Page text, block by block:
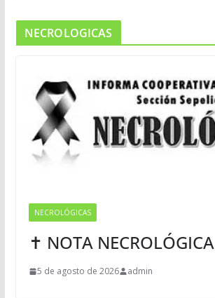
NECROLOGICAS
NECROLÓGICAS
✝ NOTA NECROLÓGICA
5 de agosto de 2026 admin